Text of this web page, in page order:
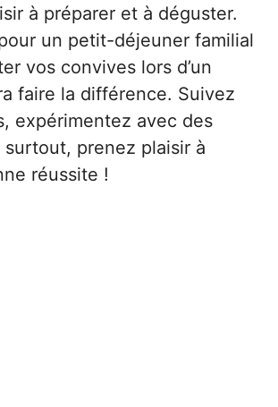
à préparer et à déguster.
un petit-déjeuner familial
vos convives lors d’un
faire la différence. Suivez
expérimentez avec des
prenez plaisir à
réussite !